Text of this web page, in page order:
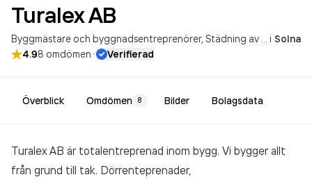
TuralexAB
Byggmästare och byggnadsentreprenörer Städning av fastigheter i Solna
4.98 omdömen· Verifierad
Överblick Omdömen 8 Bilder Bolagsdata
Turalex AB är totalentreprenad inom bygg. Vi bygger allt
från grund till tak. Dörrenteprenader,